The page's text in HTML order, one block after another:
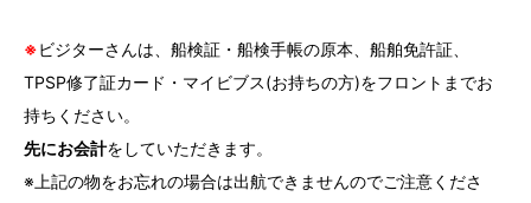
※ビジターさんは、船検証・船検手帳の原本、船舶免許証、
TPSP修了証カード・マイビブス(お持ちの方)をフロントまでお
持ちください。
先にお会計をしていただきます。
※上記の物をお忘れの場合は出航できませんのでご注意くださ